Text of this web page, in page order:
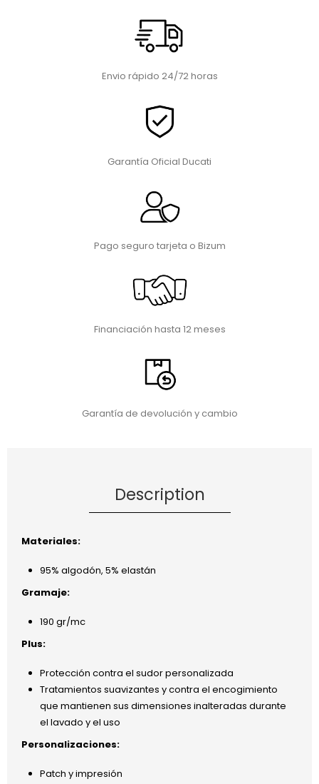
Envio rápido 24/72 horas
Garantía Oficial Ducati
Pago seguro tarjeta o Bizum
Financiación hasta 12 meses
Garantía de devolución y cambio
Description
Materiales:
95% algodón, 5% elastán
Gramaje:
190 gr/mc
Plus:
Protección contra el sudor personalizada
Tratamientos suavizantes y contra el encogimiento
que mantienen sus dimensiones inalteradas durante
el lavado y el uso
Personalizaciones:
Patch y impresión